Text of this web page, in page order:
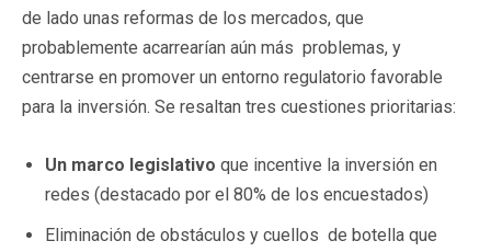
de lado unas reformas de los mercados, que
probablemente acarrearían aún más problemas, y
centrarse en promover un entorno regulatorio favorable
para la inversión. Se resaltan tres cuestiones prioritarias:
Un marco legislativo que incentive la inversión en
redes (destacado por el 80% de los encuestados)
Eliminación de obstáculos y cuellos de botella que